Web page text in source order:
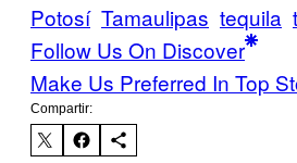
Potosí Tamaulipas tequila
Follow Us On Discover
Make Us Preferred In Top
Compartir: